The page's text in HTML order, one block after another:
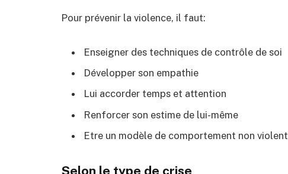
Pour prévenir la violence, il faut:
Enseigner des techniques de contrôle de soi
Développer son empathie
Lui accorder temps et attention
Renforcer son estime de lui-même
Etre un modèle de comportement non violent
Selon le type de crise